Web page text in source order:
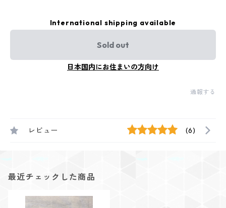
International shipping available
Sold out
日本国内にお住まいの方向け
通報する
レビュー (6)
最近チェックした商品